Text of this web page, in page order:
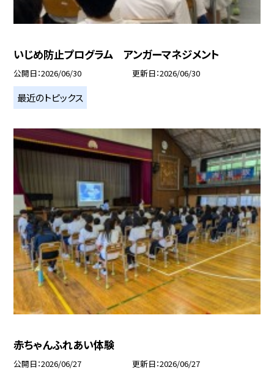
いじめ防止プログラム アンガーマネジメント
公開日 2026/06/30 更新日 2026/06/30
最近のトピックス
赤ちゃんふれあい体験
公開日 2026/06/27 更新日 2026/06/27